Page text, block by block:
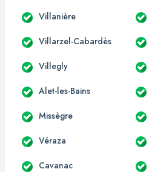
Villanière
Villarzel-Cabardès
Villegly
Alet-les-Bains
Missègre
Véraza
Cavanac